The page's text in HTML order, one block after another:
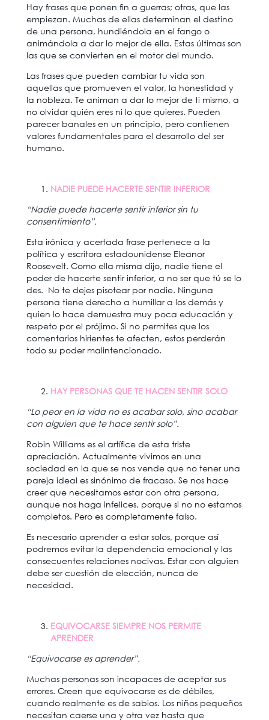
Hay frases que ponen fin a guerras; otras, que las
empiezan. Muchas de ellas determinan el destino
de una persona, hundiéndola en el fango o
animándola a dar lo mejor de ella. Estas últimas son
las que se convierten en el motor del mundo.
Las frases que pueden cambiar tu vida son
aquellas que promueven el valor, la honestidad y
la nobleza. Te animan a dar lo mejor de ti mismo, a
no olvidar quién eres ni lo que quieres. Pueden
parecer banales en un principio, pero contienen
valores fundamentales para el desarrollo del ser
humano.
NADIE PUEDE HACERTE SENTIR INFERIOR
“Nadie puede hacerte sentir inferior sin tu
consentimiento”.
Esta irónica y acertada frase pertenece a la
política y escritora estadounidense Eleanor
Roosevelt. Como ella misma dijo, nadie tiene el
poder de hacerte sentir inferior, a no ser que tú se lo
des. No te dejes pisotear por nadie. Ninguna
persona tiene derecho a humillar a los demás y
quien lo hace demuestra muy poca educación y
respeto por el prójimo. Si no permites que los
comentarios hirientes te afecten, estos perderán
todo su poder malintencionado.
HAY PERSONAS QUE TE HACEN SENTIR SOLO
“Lo peor en la vida no es acabar solo, sino acabar
con alguien que te hace sentir solo”.
Robin Williams es el artífice de esta triste
apreciación. Actualmente vivimos en una
sociedad en la que se nos vende que no tener una
pareja ideal es sinónimo de fracaso. Se nos hace
creer que necesitamos estar con otra persona,
aunque nos haga infelices, porque si no no estamos
completos. Pero es completamente falso.
Es necesario aprender a estar solos, porque así
podremos evitar la dependencia emocional y las
consecuentes relaciones nocivas. Estar con alguien
debe ser cuestión de elección, nunca de
necesidad.
EQUIVOCARSE SIEMPRE NOS PERMITE
APRENDER
“Equivocarse es aprender”.
Muchas personas son incapaces de aceptar sus
errores. Creen que equivocarse es de débiles,
cuando realmente es de sabios. Los niños pequeños
necesitan caerse una y otra vez hasta que